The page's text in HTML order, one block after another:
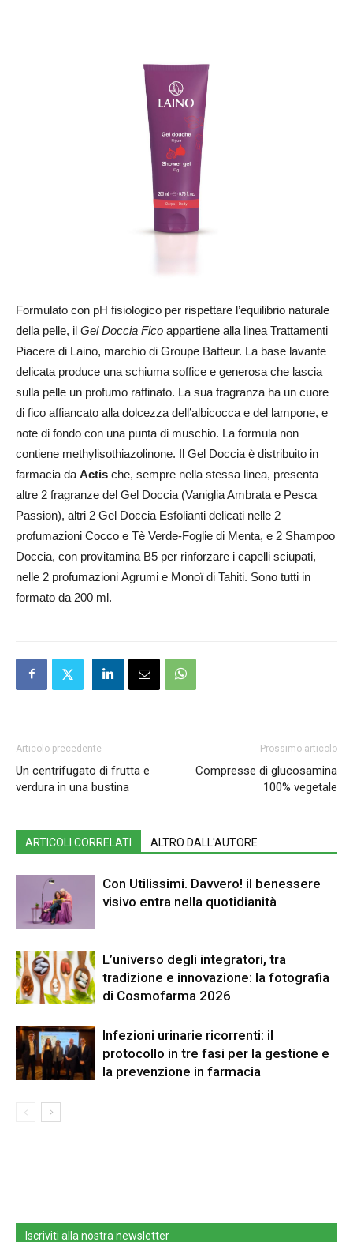
Formulato con pH fisiologico per rispettare l’equilibrio naturale
della pelle, il Gel Doccia Fico appartiene alla linea Trattamenti
Piacere di Laino, marchio di Groupe Batteur. La base lavante
delicata produce una schiuma soffice e generosa che lascia
sulla pelle un profumo raffinato. La sua fragranza ha un cuore
di fico affiancato alla dolcezza dell’albicocca e del lampone, e
note di fondo con una punta di muschio. La formula non
contiene methylisothiazolinone. Il Gel Doccia è distribuito in
farmacia da Actis che, sempre nella stessa linea, presenta
altre 2 fragranze del Gel Doccia (Vaniglia Ambrata e Pesca
Passion), altri 2 Gel Doccia Esfolianti delicati nelle 2
profumazioni Cocco e Tè Verde-Foglie di Menta, e 2 Shampoo
Doccia, con provitamina B5 per rinforzare i capelli sciupati,
nelle 2 profumazioni Agrumi e Monoï di Tahiti. Sono tutti in
formato da 200 ml.
Articolo precedente
Un centrifugato di frutta e
verdura in una bustina
Prossimo articolo
Compresse di glucosamina
100% vegetale
ARTICOLI CORRELATI ALTRO DALL'AUTORE
Con Utilissimi. Davvero! il benessere
visivo entra nella quotidianità
L’universo degli integratori, tra
tradizione e innovazione: la fotografia
di Cosmofarma 2026
Infezioni urinarie ricorrenti: il
protocollo in tre fasi per la gestione e
la prevenzione in farmacia
Iscriviti alla nostra newsletter